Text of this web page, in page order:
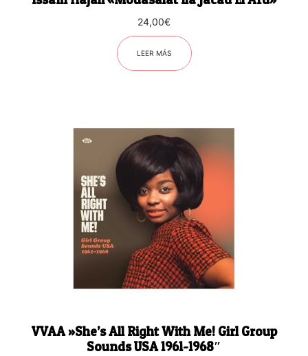
24,00€
LEER MÁS
VVAA ‎»She’s All Right With Me! Girl Group
Sounds USA 1961-1968″